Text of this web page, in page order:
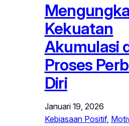
Kekuatan
Akumulasi
Proses
Diri
Januari 19, 2026
Kebiasaan Positif,